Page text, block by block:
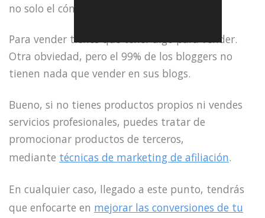
no solo el cómo hacerlo.
Para vender tienes que tener algo para vender.
Otra obviedad, pero el 99% de los bloggers no
tienen nada que vender en sus blogs.
Bueno, si no tienes productos propios ni vendes
servicios profesionales, puedes tratar de
promocionar productos de terceros,
mediante técnicas de marketing de afiliación.
En cualquier caso, llegado a este punto, tendrás
que enfocarte en mejorar las conversiones de tu